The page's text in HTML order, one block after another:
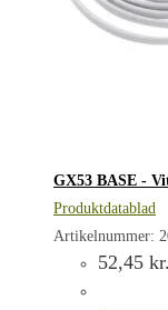
GX53 BASE -
Produktdatablad
Artikelnummer:
52,45 kr.